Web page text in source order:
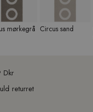
mørkegrå Circus sand
Dkr
returret